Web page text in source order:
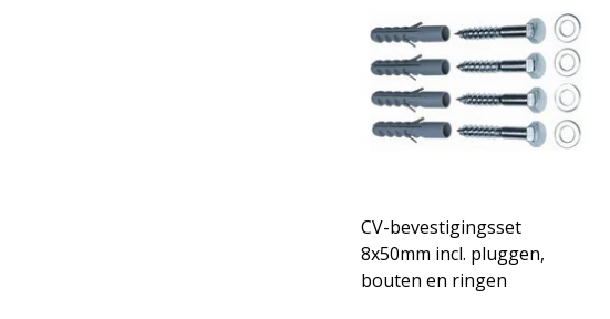
CV-bevestigingsset
8x50mm incl. pluggen,
bouten en ringen